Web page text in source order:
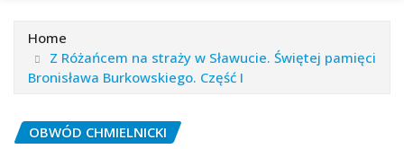
Home
Z Różańcem na straży w Sławucie. Świętej pamięci
Bronisława Burkowskiego. Część I
OBWÓD CHMIELNICKI